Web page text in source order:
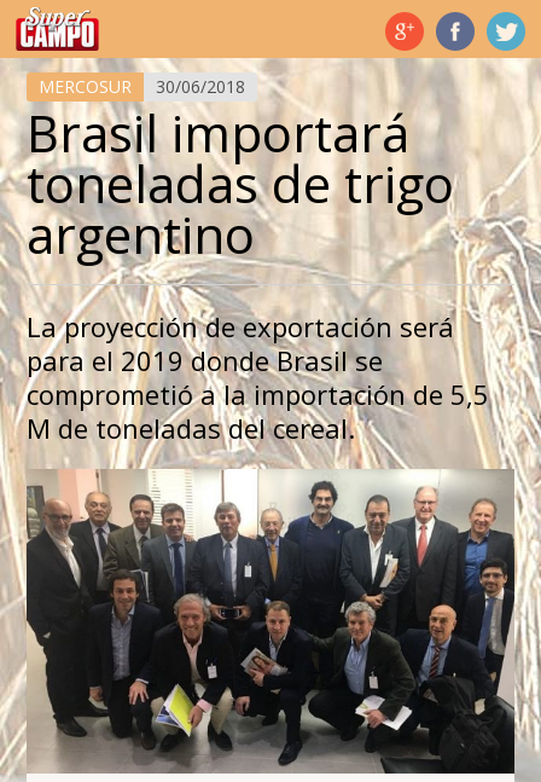
Temas de hoy
MERCOSUR 30/06/2018
Brasil importará
toneladas de trigo
argentino
La proyección de exportación será
para el 2019 donde Brasil se
comprometió a la importación de 5,5
M de toneladas del cereal.